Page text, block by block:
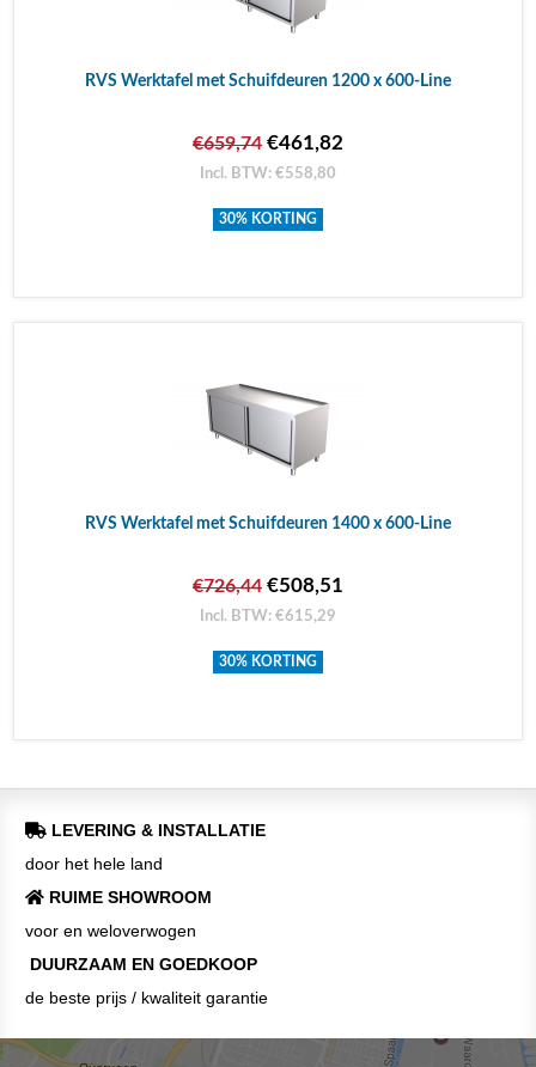
RVS Werktafel met Schuifdeuren 1200 x 600-Line
€659,74 €461,82
Incl. BTW: €558,80
30% KORTING
RVS Werktafel met Schuifdeuren 1400 x 600-Line
€726,44 €508,51
Incl. BTW: €615,29
30% KORTING
LEVERING & INSTALLATIE
door het hele land
RUIME SHOWROOM
voor en weloverwogen
DUURZAAM EN GOEDKOOP
de beste prijs / kwaliteit garantie